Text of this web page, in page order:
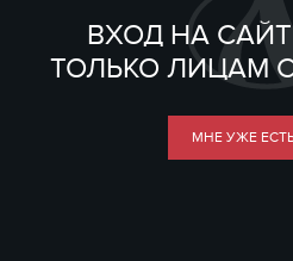
ВХОД НА
ТОЛЬКО ЛИЦАМ
МНЕ УЖЕ